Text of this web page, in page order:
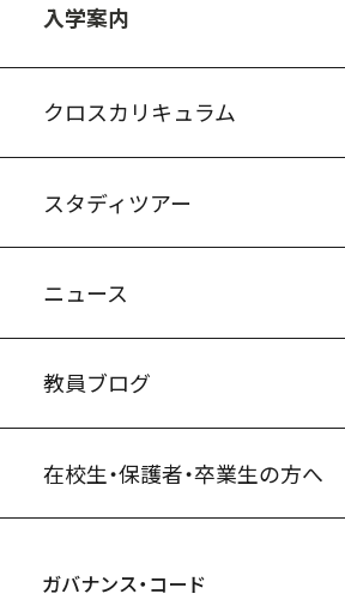
入学案内
クロスカリキュラム
スタディツアー
ニュース
教員ブログ
在校生・保護者・卒業生の方へ
ガバナンス・コード